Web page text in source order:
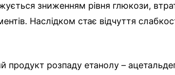
зниженням рівня глюкози,
Наслідком стає відчуття
продукт розпаду етанолу –